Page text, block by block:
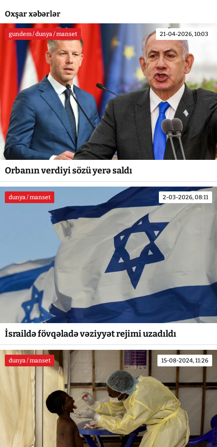
Oxşar xəbərlər
gundem / dunya / manset 21-04-2026, 10:03
Orbanın verdiyi sözü yerə saldı
dunya / manset 2-03-2026, 08:11
İsraildə fövqəladə vəziyyət rejimi uzadıldı
dunya / manset 15-08-2024, 11:26